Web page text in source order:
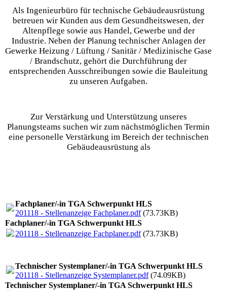
Als Ingenieurbüro für technische Gebäudeausrüstung
betreuen wir Kunden aus dem Gesundheitswesen, der
Altenpflege sowie aus Handel, Gewerbe und der
Industrie. Neben der Planung technischer Anlagen der
Gewerke Heizung / Lüftung / Sanitär / Medizinische Gase
/ Brandschutz, gehört die Durchführung der
entsprechenden Ausschreibungen sowie die Bauleitung
zu unseren Aufgaben.
Zur Verstärkung und Unterstützung unseres
Planungsteams suchen wir zum nächstmöglichen Termin
eine personelle Verstärkung im Bereich der technischen
Gebäudeausrüstung als
Fachplaner/-in TGA Schwerpunkt HLS
201118 - Stellenanzeige Fachplaner.pdf(73.73KB)
Fachplaner/-in TGA Schwerpunkt HLS
201118 - Stellenanzeige Fachplaner.pdf(73.73KB)
Technischer Systemplaner/-in TGA Schwerpunkt HLS
201118 - Stellenanzeige Systemplaner.pdf(74.09KB)
Technischer Systemplaner/-in TGA Schwerpunkt HLS